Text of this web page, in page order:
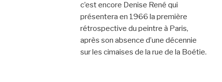
c’est encore Denise René qui
présentera en 1966 la première
rétrospective du peintre à Paris,
après son absence d’une décennie
sur les cimaises de la rue de la Boétie.